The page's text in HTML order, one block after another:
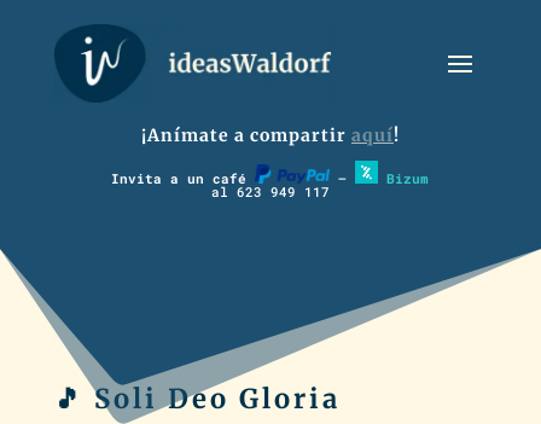
¡Anímate a compartir aquí!
Invita a un café – Bizum
al 623 949 117
🎵 Soli Deo Gloria